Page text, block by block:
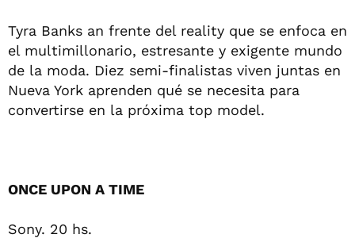
Tyra Banks an frente del reality que se enfoca en
el multimillonario, estresante y exigente mundo
de la moda. Diez semi-finalistas viven juntas en
Nueva York aprenden qué se necesita para
convertirse en la próxima top model.
ONCE UPON A TIME
Sony. 20 hs.